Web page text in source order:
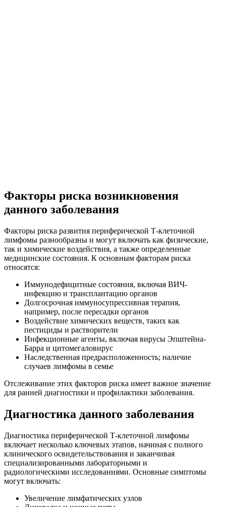
Факторы риска возникновения
данного заболевания
Факторы риска развития периферической Т-клеточной
лимфомы разнообразны и могут включать как физические,
так и химические воздействия, а также определенные
медицинские состояния. К основным факторам риска
относятся:
Иммунодефицитные состояния, включая ВИЧ-
инфекцию и трансплантацию органов
Долгосрочная иммуносупрессивная терапия,
например, после пересадки органов
Воздействие химических веществ, таких как
пестициды и растворители
Инфекционные агенты, включая вирусы Эпштейна-
Барра и цитомегаловирус
Наследственная предрасположенность; наличие
случаев лимфомы в семье
Отслеживание этих факторов риска имеет важное значение
для ранней диагностики и профилактики заболевания.
Диагностика данного заболевания
Диагностика периферической Т-клеточной лимфомы
включает несколько ключевых этапов, начиная с полного
клинического освидетельствования и заканчивая
специализированными лабораторными и
радиологическими исследованиями. Основные симптомы
могут включать:
Увеличение лимфатических узлов